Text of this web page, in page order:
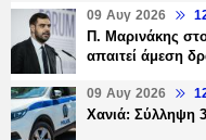
09 Αυγ 2026
Π. Μαρινάκης
απαιτεί άμεση
09 Αυγ 2026
Χανιά: Σύλληψη